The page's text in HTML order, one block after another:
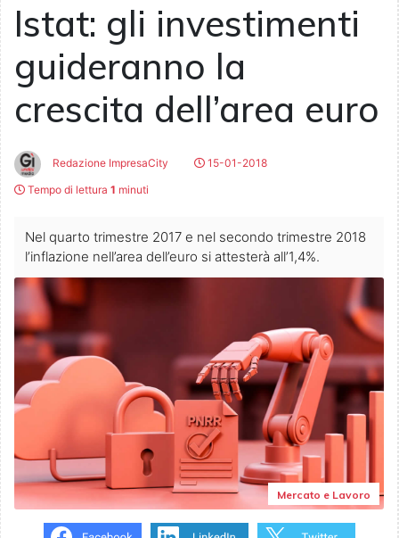
Istat: gli investimenti
guideranno la
crescita dell’area euro
Redazione ImpresaCity
15-01-2018
Tempo di lettura 1 minuti
Nel quarto trimestre 2017 e nel secondo trimestre 2018
l’inflazione nell’area dell’euro si attesterà all’1,4%.
Mercato e Lavoro